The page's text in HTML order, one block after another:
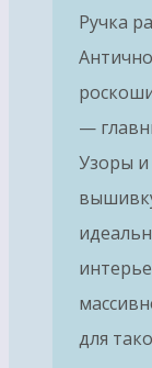
Ручка
—
Узоры
для